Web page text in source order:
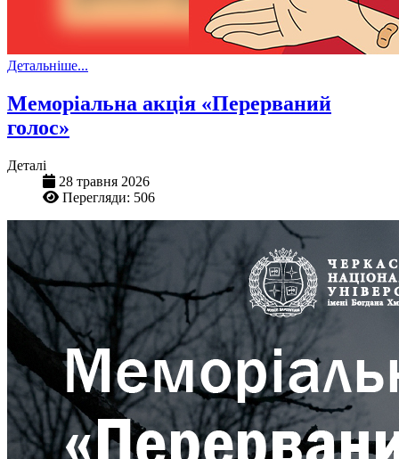
Детальніше...
Меморіальна акція «Перерваний
голос»
Деталі
28 травня 2026
Перегляди: 506